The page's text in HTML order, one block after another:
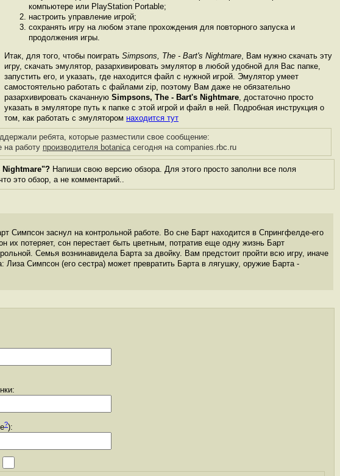
компьютере или PlayStation Portable;
настроить управление игрой;
сохранять игру на любом этапе прохождения для повторного запуска и
продолжения игры.
Итак, для того, чтобы поиграть Simpsons, The - Bart's Nightmare, Вам нужно скачать эту
игру, скачать эмулятор, разархивировать эмулятор в любой удобной для Вас папке,
запустить его, и указать, где находится файл с нужной игрой. Эмулятор умеет
самостоятельно работать с файлами zip, поэтому Вам даже не обязательно
разархивировать скачанную Simpsons, The - Bart's Nightmare, достаточно просто
указать в эмуляторе путь к папке с этой игрой и файл в ней. Подробная инструкция о
том, как работать с эмулятором находится тут
ребята, которые разместили свое сообщение:
на работу производителя botanicaсегодня на companies.rbc.ru
Nightmare"? Напиши свою версию обзора. Для этого просто заполни все поля
это обзор, а не комментарий..
Симпсон заснул на контрольной работе. Во сне Барт находится в Спрингфелде-его
их потеряет, сон перестает быть цветным, потратив еще одну жизнь Барт
Семья вознинавидела Барта за двойку. Вам предстоит пройти всю игру, иначе
Лиза Симпсон (его сестра) может превратить Барта в лягушку, оружие Барта -
?):